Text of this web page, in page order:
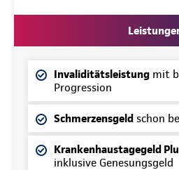
Invaliditätsleistung mit
Progression
Schmerzensgeld schon
Krankenhaustagegeld
inklusive Genesungsgeld